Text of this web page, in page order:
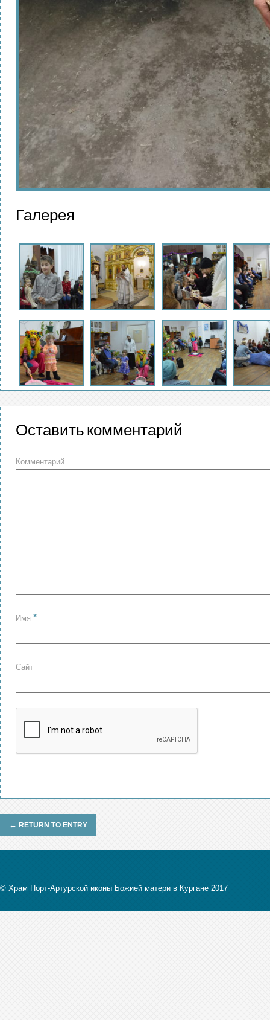
Галерея
Оставить комментарий
Комментарий
Имя *
Сайт
← RETURN TO ENTRY
© Храм Порт-Артурской иконы Божией матери в Кургане 2017